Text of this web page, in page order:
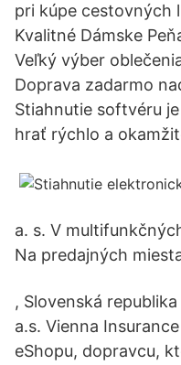
pri kúpe cestovných
Kvalitné Dámske
Veľký výber
Doprava zadarmo
Stiahnutie softvéru
hrať rýchlo a
a. s. V
Na predajných
, Slovenská
a.s. Vienna
eShopu, dopravcu,